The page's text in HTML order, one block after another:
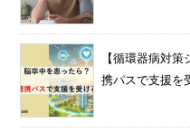
【循環器病対
携パスで支援を